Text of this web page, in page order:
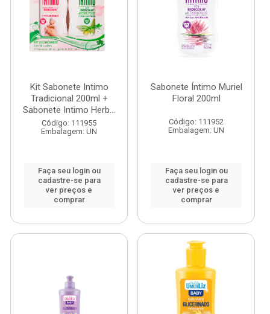
Kit Sabonete Intimo
Tradicional 200ml +
Sabonete Intimo Herb...
Código: 111955
Embalagem: UN
Faça seu login ou
cadastre-se para
ver preços e
comprar
Sabonete Íntimo Muriel
Floral 200ml
Código: 111952
Embalagem: UN
Faça seu login ou
cadastre-se para
ver preços e
comprar